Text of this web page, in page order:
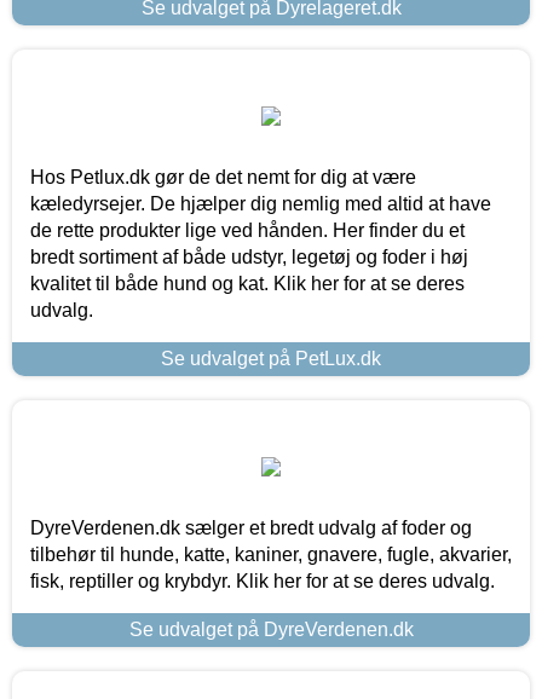
Se udvalget på Dyrelageret.dk
Hos Petlux.dk gør de det nemt for dig at være
kæledyrsejer. De hjælper dig nemlig med altid at have
de rette produkter lige ved hånden. Her finder du et
bredt sortiment af både udstyr, legetøj og foder i høj
kvalitet til både hund og kat. Klik her for at se deres
udvalg.
Se udvalget på PetLux.dk
DyreVerdenen.dk sælger et bredt udvalg af foder og
tilbehør til hunde, katte, kaniner, gnavere, fugle, akvarier,
fisk, reptiller og krybdyr. Klik her for at se deres udvalg.
Se udvalget på DyreVerdenen.dk